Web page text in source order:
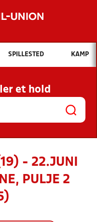
Hvad vil du søge efter?
OG NYHEDER
KLUBBER OG
SPILLESTED KAMP
et hold
- 22.JUNI
PULJE 2